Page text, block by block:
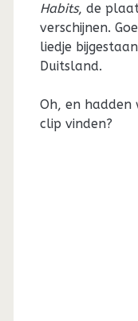
Habits, de
verschijnen.
liedje
Duitsland.
Oh, en hadden
clip vinden?